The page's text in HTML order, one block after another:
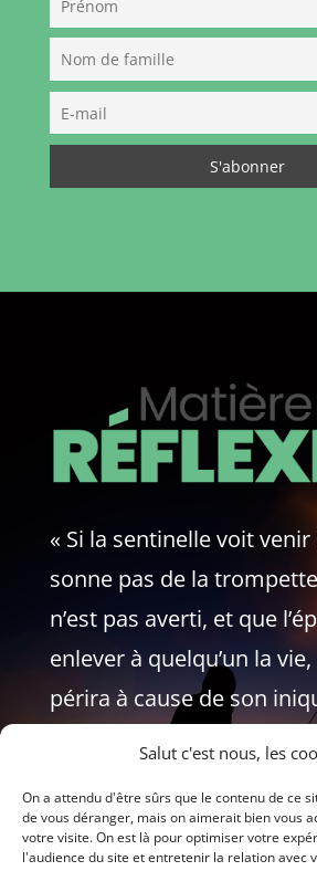
Salut c'est nous, les
On a attendu d'être sûrs que le contenu de ce
de vous déranger, mais on aimerait bien vous
votre visite. On est là pour optimiser votre
l'audience du site et entretenir la relation avec
« Si la sentinelle voit venir
sonne pas de la
n’est pas averti, et que
enlever à quelqu’un la
périra à cause de son
redemanderai son sang à
EZECHIEL 33:5-6